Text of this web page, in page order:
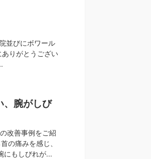
並びにボワール
りがとうござい
、腕がしび
改善事例をご紹
の痛みを感じ、
にもしびれが...